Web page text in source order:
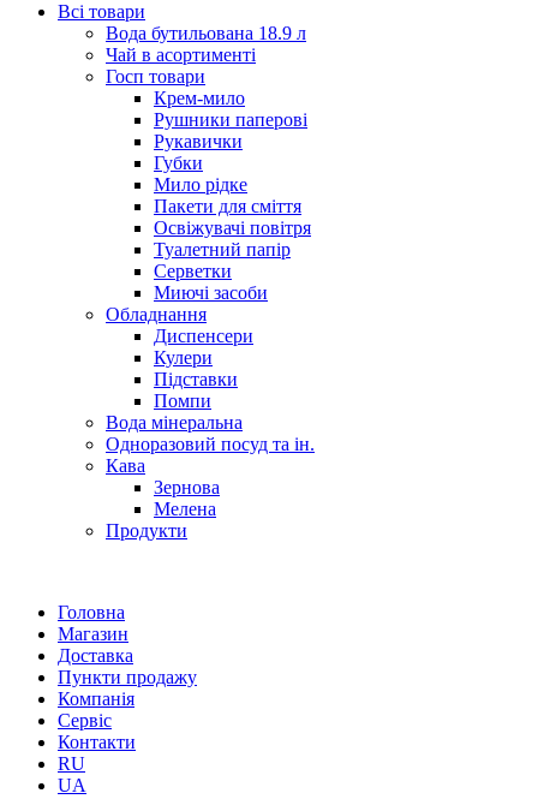
Всі товари
Вода бутильована 18.9 л
Чай в асортименті
Госп товари
Крем-мило
Рушники паперові
Рукавички
Губки
Мило рідке
Пакети для сміття
Освіжувачі повітря
Туалетний папір
Серветки
Миючі засоби
Обладнання
Диспенсери
Кулери
Підставки
Помпи
Вода мінеральна
Одноразовий посуд та ін.
Кава
Зернова
Мелена
Продукти
Головна
Магазин
Доставка
Пункти продажу
Компанія
Сервіс
Контакти
RU
UA